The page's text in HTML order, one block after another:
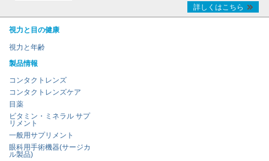
詳しくはこちら
視力と目の健康
視力と年齢
製品情報
コンタクトレンズ
コンタクトレンズケア
目薬
ビタミン・ミネラル サプ
リメント
一般用サプリメント
眼科用手術機器(サージカ
ル製品)